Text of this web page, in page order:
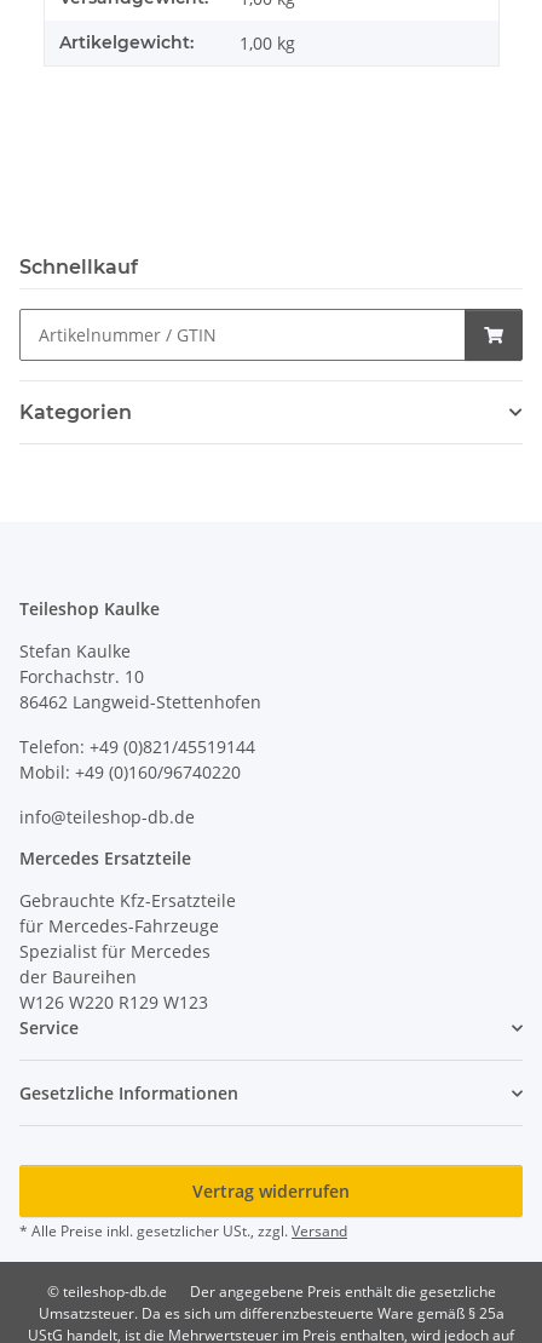
Artikelgewicht: 1,00 kg
Schnellkauf
Kategorien
Teileshop Kaulke
Stefan Kaulke
Forchachstr. 10
86462 Langweid-Stettenhofen
Telefon: +49 (0)821/45519144
Mobil: +49 (0)160/96740220
info@teileshop-db.de
Mercedes Ersatzteile
Gebrauchte Kfz-Ersatzteile
für Mercedes-Fahrzeuge
Spezialist für Mercedes
der Baureihen
W126 W220 R129 W123
Service
Gesetzliche Informationen
Vertrag widerrufen
* Alle Preise inkl. gesetzlicher USt., zzgl.Versand
© teileshop-db.de
Der angegebene Preis enthält die gesetzliche
Umsatzsteuer. Da es sich um differenzbesteuerte Ware gemäß § 25a
UStG handelt, ist die Mehrwertsteuer im Preis enthalten, wird jedoch auf